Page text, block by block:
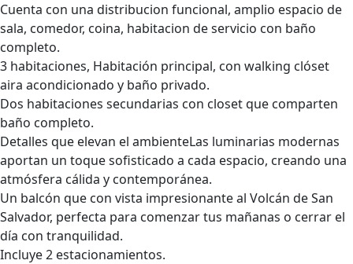
Cuenta con una distribucion funcional, amplio espacio de
sala, comedor, coina, habitacion de servicio con baño
completo.
3 habitaciones, Habitación principal, con walking clóset
aira acondicionado y baño privado.
Dos habitaciones secundarias con closet que comparten
baño completo.
Detalles que elevan el ambienteLas luminarias modernas
aportan un toque sofisticado a cada espacio, creando una
atmósfera cálida y contemporánea.
Un balcón que con vista impresionante al Volcán de San
Salvador, perfecta para comenzar tus mañanas o cerrar el
día con tranquilidad.
Incluye 2 estacionamientos.